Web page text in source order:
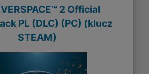
2 Official
PL (DLC) (PC) (klucz
STEAM)